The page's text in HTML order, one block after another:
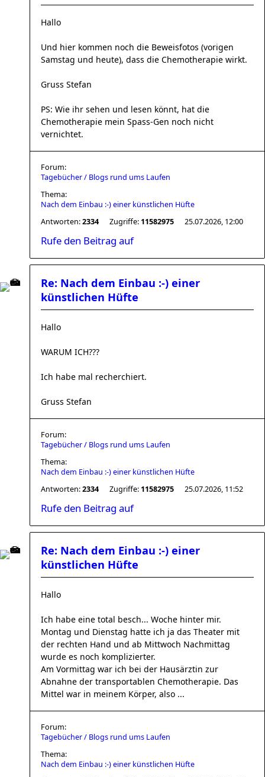
Hallo
Und hier kommen noch die Beweisfotos (vorigen
Samstag und heute), dass die Chemotherapie wirkt.
Gruss Stefan
PS: Wie ihr sehen und lesen könnt, hat die
Chemotherapie mein Spass-Gen noch nicht
vernichtet.
Forum:
Tagebücher / Blogs rund ums Laufen
Thema:
Nach dem Einbau :-) einer künstlichen Hüfte
Antworten:2334 Zugriffe: 11582975 25.07.2026, 12:00
Rufe den Beitrag auf
Re: Nach dem Einbau :-) einer
künstlichen Hüfte
Hallo
WARUM ICH???
Ich habe mal recherchiert.
Gruss Stefan
Forum:
Tagebücher / Blogs rund ums Laufen
Thema:
Nach dem Einbau :-) einer künstlichen Hüfte
Antworten:2334 Zugriffe: 11582975 25.07.2026, 11:52
Rufe den Beitrag auf
Re: Nach dem Einbau :-) einer
künstlichen Hüfte
Hallo
Ich habe eine total besch... Woche hinter mir.
Montag und Dienstag hatte ich ja das Theater mit
der rechten Hand und ab Mittwoch Nachmittag
wurde es noch komplizierter.
Am Vormittag war ich bei der Hausärztin zur
Abnahne der transportablen Chemotherapie. Das
Mittel war in meinem Körper, also ...
Forum:
Tagebücher / Blogs rund ums Laufen
Thema:
Nach dem Einbau :-) einer künstlichen Hüfte